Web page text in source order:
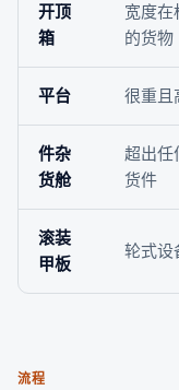
开顶
箱
宽度在
的货物
平台 很重且
件杂
货舱
超出任
货件
滚装
甲板
轮式设
流程